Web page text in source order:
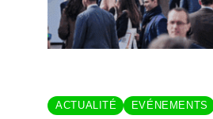
ACTUALITÉ EVÉNEMENTS